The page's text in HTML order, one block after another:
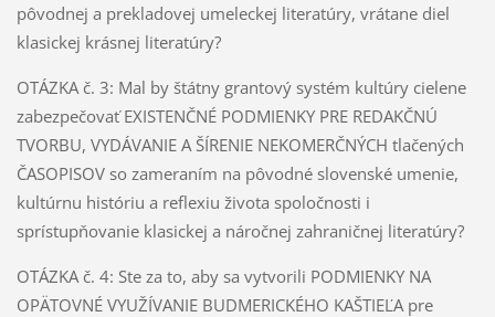
pôvodnej a prekladovej umeleckej literatúry, vrátane diel
klasickej krásnej literatúry?
OTÁZKA č. 3: Mal by štátny grantový systém kultúry cielene
zabezpečovať EXISTENČNÉ PODMIENKY PRE REDAKČNÚ
TVORBU, VYDÁVANIE A ŠÍRENIE NEKOMERČNÝCH tlačených
ČASOPISOV so zameraním na pôvodné slovenské umenie,
kultúrnu históriu a reflexiu života spoločnosti i
sprístupňovanie klasickej a náročnej zahraničnej literatúry?
OTÁZKA č. 4: Ste za to, aby sa vytvorili PODMIENKY NA
OPÄTOVNÉ VYUŽÍVANIE BUDMERICKÉHO KAŠTIEĽA pre